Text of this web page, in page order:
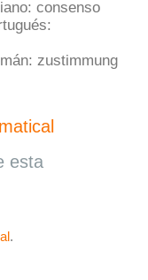
consenso
zustimmung
esta
.